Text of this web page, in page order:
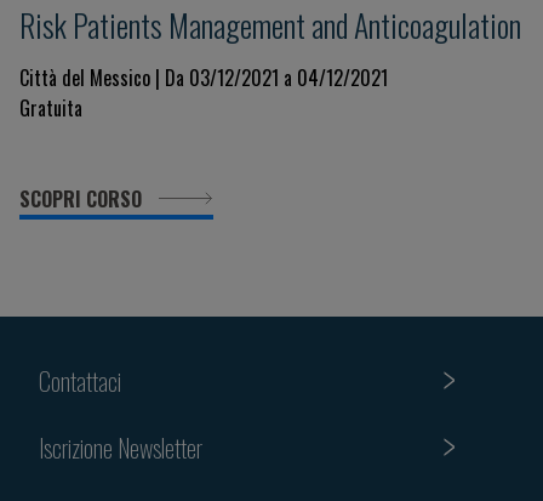
Risk Patients Management and Anticoagulation
Città del Messico | Da 03/12/2021 a 04/12/2021
Gratuita
SCOPRI CORSO
Contattaci
Iscrizione Newsletter